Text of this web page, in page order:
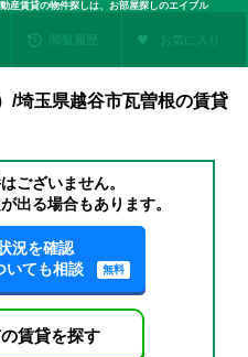
産賃貸の物件探しは、お部屋探しのエイブル
閲覧履歴 お気に入り
/埼玉県越谷市瓦曽根の賃貸
ございません。
出る場合もあります。
況を確認
いても相談
無料
賃貸を探す